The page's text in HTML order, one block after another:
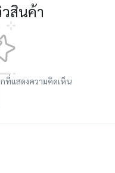
สินค้า
ที่แสดงความคิดเห็น